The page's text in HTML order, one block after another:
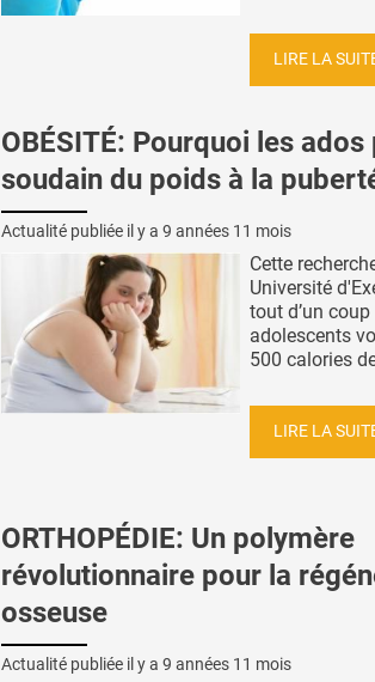
LIRE LA
OBÉSITÉ: Pourquoi les
soudain du poids à la
Actualité publiée il y a 9 années 11 mois
Cette
Université
tout d’un
adolescents
500 calories
LIRE LA
ORTHOPÉDIE: Un polymère
révolutionnaire pour la
osseuse
Actualité publiée il y a 9 années 11 mois